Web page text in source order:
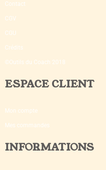
Contact
CGV
CGU
Crédits
©Outils du Coach 2018
ESPACE CLIENT
Mon compte
Mes commandes
INFORMATIONS